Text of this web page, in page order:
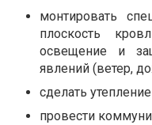
монтировать
плоскость
освещение и
явлений (ветер,
сделать
провести